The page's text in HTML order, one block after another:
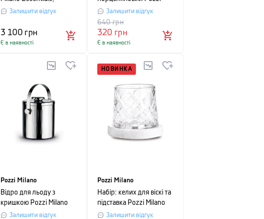
30×20×2 см,
візерунком
Залишити відгук
3 100 грн
Є в наявності
Milano LIBERTY, об'єм
0,25 л, білий з
візерунком
Залишити відгук
320 грн
640грн
Є в наявності
Pozzi Milano
Відро для льоду з
кришкою Pozzi Milano
Silver Nights, висота 17
Залишити відгук
НОВИНКА
Pozzi Milano
Набір: келих для віскі та
підставка Pozzi Milano
Silver Nights, прозорий
Залишити відгук